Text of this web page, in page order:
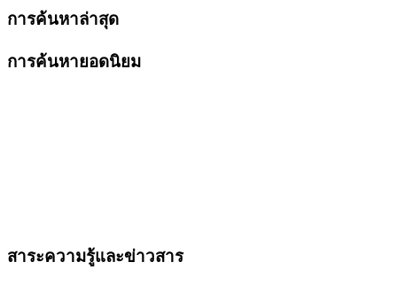
การค้นหาล่าสุด
การค้นหายอดนิยม
สาระความรู้และข่าวสาร